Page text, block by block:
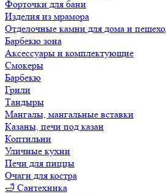
Форточки для бани
Изделия из мрамора
Отделочные камни для дома и
Барбекю зона
Аксессуары и комплектующие
Смокеры
Барбекю
Грили
Тандыры
Мангалы, мангальные вставки
Казаны, печи под казан
Коптильни
Уличные кухни
Печи для пиццы
Очаги для костра
🛁 Сантехника